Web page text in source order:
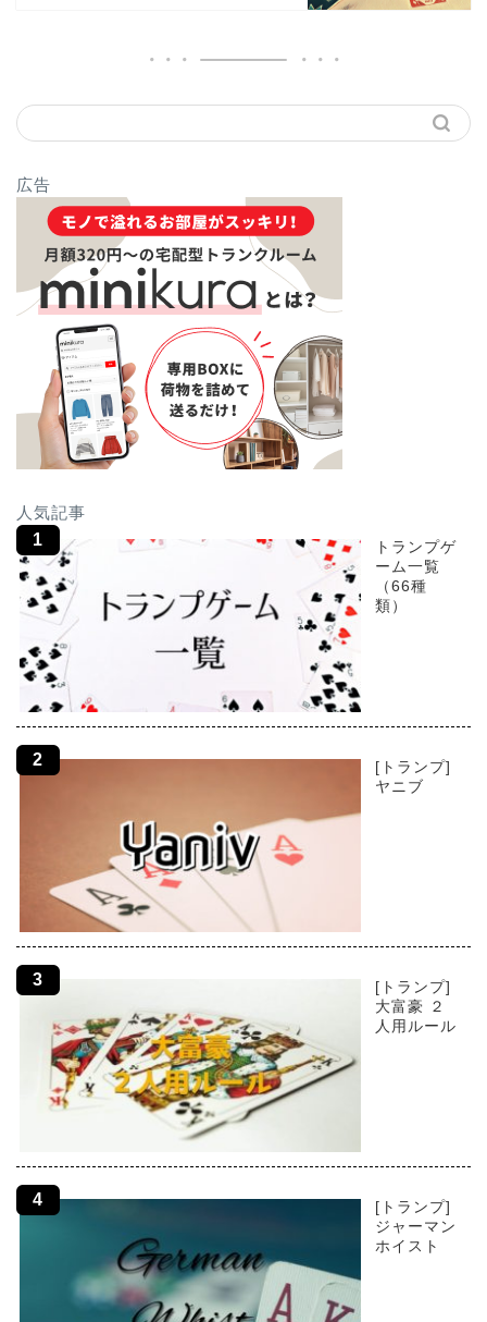
広告
人気記事
トランプゲ
ーム一覧
（66種
類）
[トランプ]
ヤニブ
[トランプ]
大富豪 ２
人用ルール
[トランプ]
ジャーマン
ホイスト